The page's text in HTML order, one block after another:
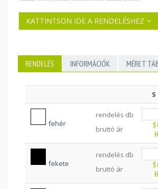
KATTINTSON IDE A RENDELÉSHEZ
RENDELÉS INFORMÁCIÓK MÉRET
S
fehér
rendelés db
bruttó ár
5
fekete
rendelés db
bruttó ár
5